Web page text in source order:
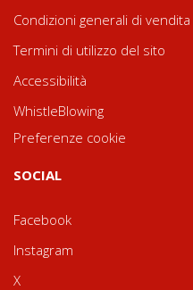
Condizioni generali di vendita
Termini di utilizzo del sito
Accessibilità
WhistleBlowing
Preferenze cookie
SOCIAL
Facebook
Instagram
X